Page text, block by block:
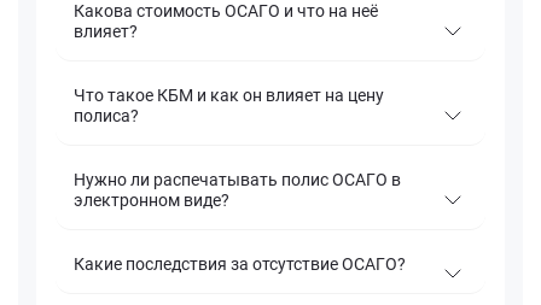
Какова стоимость ОСАГО и что на неё
влияет?
Что такое КБМ и как он влияет на цену
полиса?
Нужно ли распечатывать полис ОСАГО в
электронном виде?
Какие последствия за отсутствие ОСАГО?